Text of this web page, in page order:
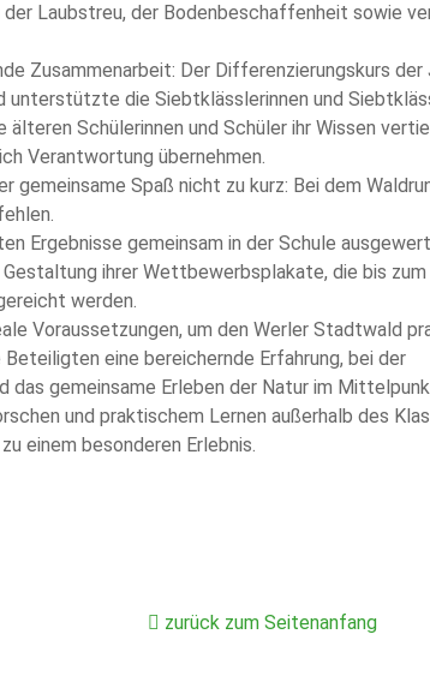
Laubstreu, der Bodenbeschaffenheit sowie
Zusammenarbeit: Der Differenzierungskurs
die Siebtklässlerinnen und
älteren Schülerinnen und Schüler ihr Wissen
Verantwortung übernehmen.
gemeinsame Spaß nicht zu kurz: Bei dem
Ergebnisse gemeinsam in der Schule
ihrer Wettbewerbsplakate, die bis zum
werden.
Voraussetzungen, um den Werler Stadtwald
eine bereichernde Erfahrung, bei der
gemeinsame Erleben der Natur im
und praktischem Lernen außerhalb des
einem besonderen Erlebnis.
zurück zum Seitenanfang